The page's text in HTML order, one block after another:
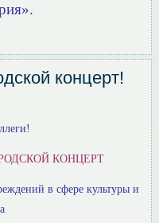
концерт!
КОНЦЕРТ
в сфере культуры и